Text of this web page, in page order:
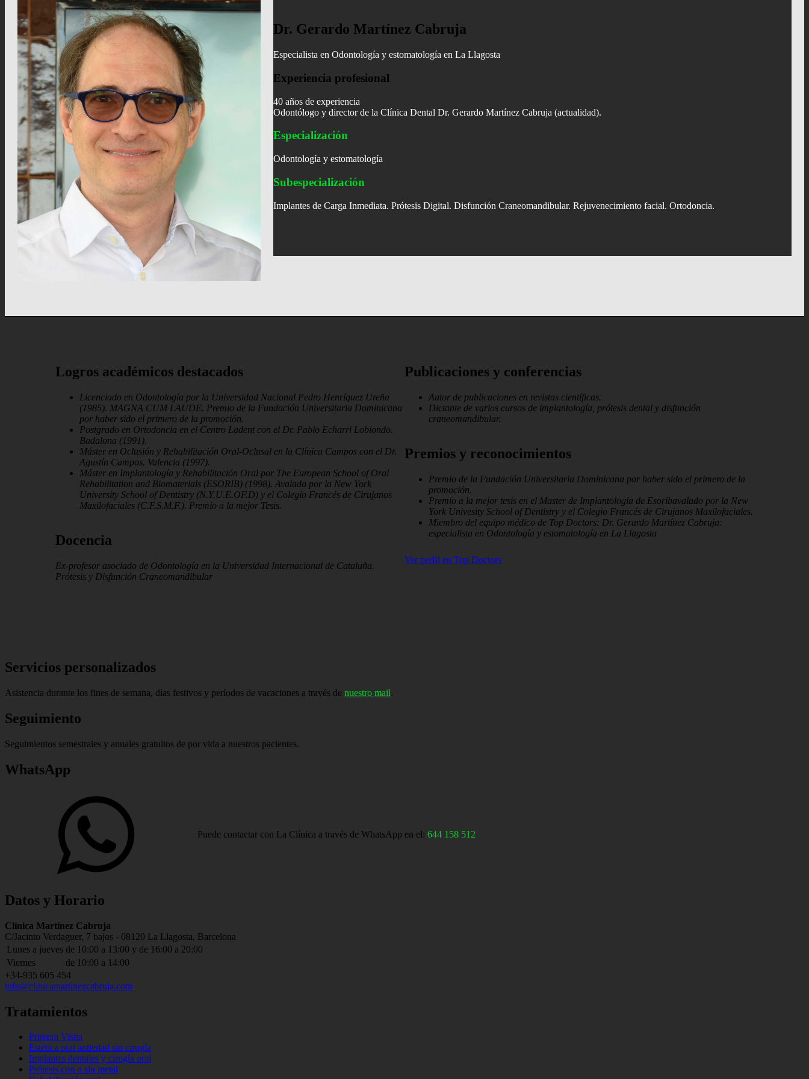
Dr. Gerardo Martínez Cabruja
Especialista en Odontología y estomatología en La Llagosta
Experiencia profesional
40 años de experiencia
Odontólogo y director de la Clínica Dental Dr. Gerardo Martínez Cabruja (actualidad).
Especialización
Odontología y estomatología
Subespecialización
Implantes de Carga Inmediata. Prótesis Digital. Disfunción Craneomandibular. Rejuvenecimiento facial. Ortodoncia.
Logros académicos destacados
Licenciado en Odontología por la Universidad Nacional Pedro Henríquez Ureña
(1985). MAGNA CUM LAUDE. Premio de la Fundación Universitaria Dominicana
por haber sido el primero de la promoción.
Postgrado en Ortodoncia en el Centro Ladent con el Dr. Pablo Echarri Lobiondo.
Badalona (1991).
Máster en Oclusión y Rehabilitación Oral-Oclusal en la Clínica Campos con el Dr.
Agustín Campos. Valencia (1997).
Máster en Implantología y Rehabilitación Oral por The European School of Oral
Rehabilitation and Biomaterials (ESORIB) (1998). Avalado por la New York
University School of Dentistry (N.Y.U.E.OF.D) y el Colegio Francés de Cirujanos
Maxilofaciales (C.F.S.M.F.). Premio a la mejor Tesis.
Docencia
Ex-profesor asociado de Odontología en la Universidad Internacional de Cataluña.
Prótesis y Disfunción Craneomandibular
Publicaciones y conferencias
Autor de publicaciones en revistas científicas.
Dictante de varios cursos de implantología, prótesis dental y disfunción
craneomandibular.
Premios y reconocimientos
Premio de la Fundación Universitaria Dominicana por haber sido el primero de la
promoción.
Premio a la mejor tesis en el Master de Implantología de Esoribavalado por la New
York Univesity School of Dentistry y el Colegio Francés de Cirujanos Maxilofaciales.
Miembro del equipo médico de Top Doctors: Dr. Gerardo Martínez Cabruja:
especialista en Odontología y estomatología en La Llagosta
Ver perfil en Top Doctors
back
to
navigation
Servicios personalizados
Asistencia durante los fines de semana, días festivos y períodos de vacaciones a través de nuestro mail.
Seguimiento
Seguimientos semestrales y anuales gratuitos de por vida a nuestros pacientes.
WhatsApp
Hola%2C%20quisiera%20saber%20más%20sobre%20sus%20servicios
Puede contactar con La Clínica a través de WhatsApp en el: 644 158 512
Datos y Horario
Address:
Clínica Martínez Cabruja
C/Jacinto Verdaguer, 7 bajos - 08120 La Llagosta, Barcelona
Business
hours:
Lunes a jueves de 10:00 a 13:00 y de 16:00 a 20:00
Viernes
de 10:00 a 14:00
Phone
number:
+34-935 605 454
Email
info@clinicamartinezcabruja.com
Tratamientos
Primera Visita
Estética oral antiedad sin cirugía
Implantes dentales y cirugía oral
Prótesis con o sin metal